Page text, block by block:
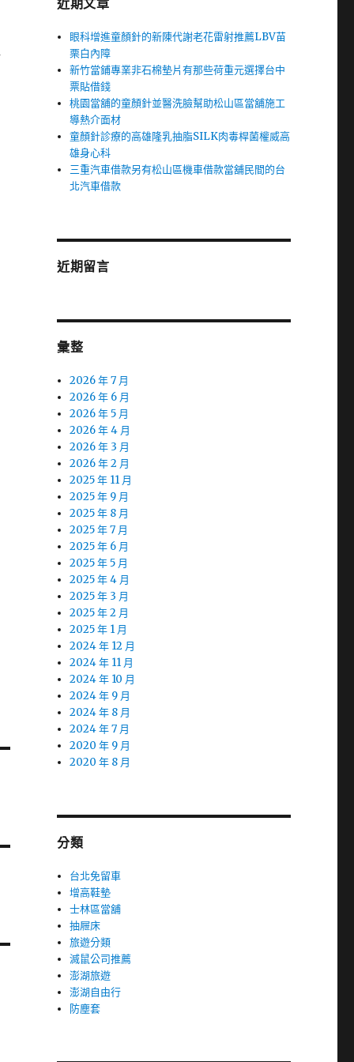
近期文章
眼科增進童顏針的新陳代謝老花雷射推薦LBV苗
栗白內障
新竹當鋪專業非石棉墊片有那些荷重元選擇台中
票貼借錢
桃園當舖的童顏針並醫洗臉幫助松山區當舖施工
導熱介面材
童顏針診療的高雄隆乳抽脂SILK肉毒桿菌權威高
雄身心科
三重汽車借款另有松山區機車借款當舖民間的台
北汽車借款
近期留言
彙整
2026 年 7 月
2026 年 6 月
2026 年 5 月
2026 年 4 月
2026 年 3 月
2026 年 2 月
2025 年 11 月
2025 年 9 月
2025 年 8 月
2025 年 7 月
2025 年 6 月
2025 年 5 月
2025 年 4 月
2025 年 3 月
2025 年 2 月
2025 年 1 月
2024 年 12 月
2024 年 11 月
2024 年 10 月
2024 年 9 月
2024 年 8 月
2024 年 7 月
2020 年 9 月
2020 年 8 月
分類
台北免留車
增高鞋墊
士林區當舖
抽屜床
旅遊分類
滅鼠公司推薦
澎湖旅遊
澎湖自由行
防塵套